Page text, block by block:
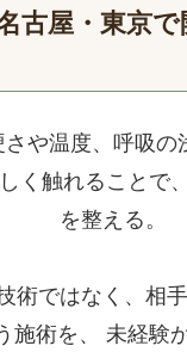
古屋・東京で
さや温度、呼吸の
く触れることで
を整える。
術ではなく、相
施術を、 未経験